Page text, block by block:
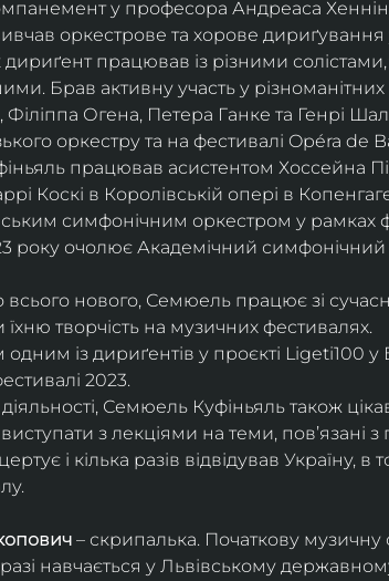
у професора Андреаса
оркестрове та хорове дириґування
працював із різними
Брав активну участь у
Філіппа Огена, Петера Ганке та Генрі
оркестру та на фестивалі Opéra de
працював асистентом Хоссейна
Коскі в Королівській опері в
симфонічним оркестром у рамках
року очолює Академічний симфонічний
всього нового, Семюель працює зі
творчість на музичних фестивалях.
із дириґентів у проєкті Ligeti100 у
2023.
діяльності, Семюель Куфіньяль також
з лекціями на теми, пов’язані
і кілька разів відвідував Україну,
– скрипалька. Початкову музичну
навчається у Львівському